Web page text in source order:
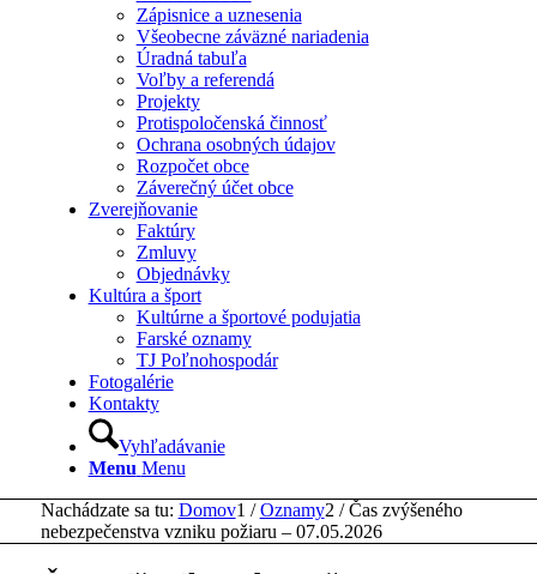
Zápisnice a uznesenia
Všeobecne záväzné nariadenia
Úradná tabuľa
Voľby a referendá
Projekty
Protispoločenská činnosť
Ochrana osobných údajov
Rozpočet obce
Záverečný účet obce
Zverejňovanie
Faktúry
Zmluvy
Objednávky
Kultúra a šport
Kultúrne a športové podujatia
Farské oznamy
TJ Poľnohospodár
Fotogalérie
Kontakty
Vyhľadávanie
Menu Menu
Nachádzate sa tu: Domov1 / Oznamy2 / Čas zvýšeného
nebezpečenstva vzniku požiaru – 07.05.2026